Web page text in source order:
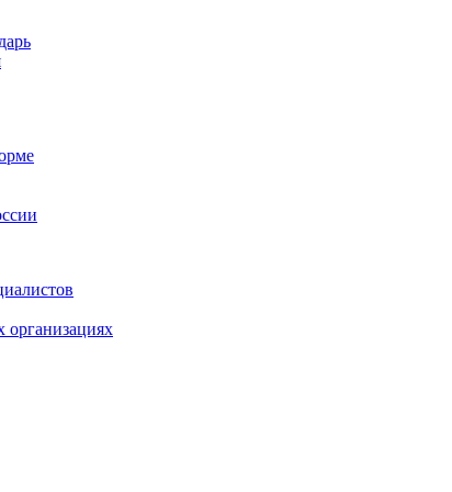
организациях